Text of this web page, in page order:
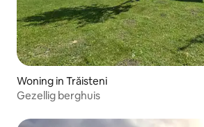
Woning in Trăisteni
Gezellig berghuis